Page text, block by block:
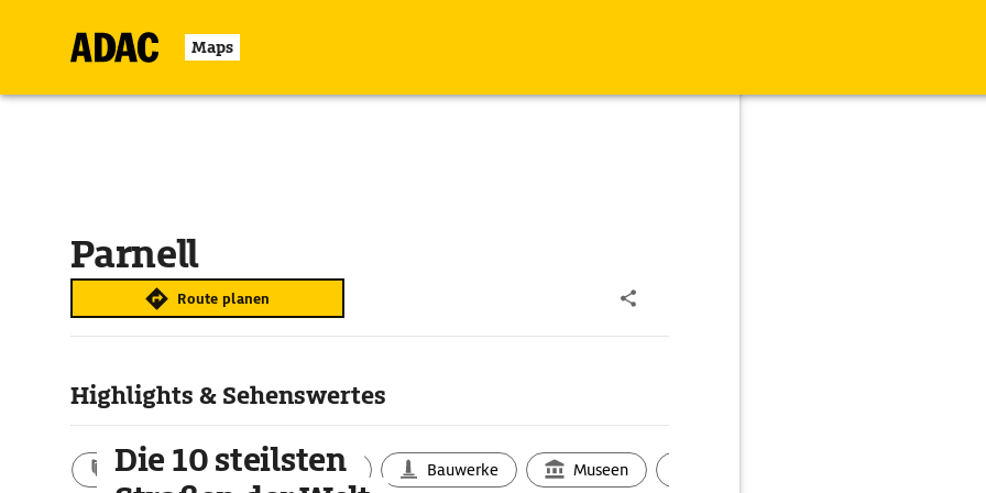
Maps
Parnell
Route planen
Highlights & Sehenswertes
Aktivitäten Landschaft Bauwerke Museen
Die 10 steilsten